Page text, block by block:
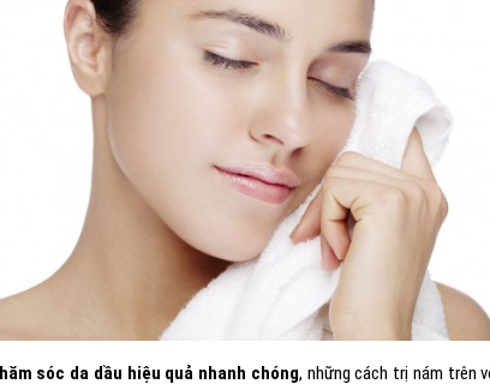
sóc da dầu hiệu quả nhanh chóng, những cách trị nám trên